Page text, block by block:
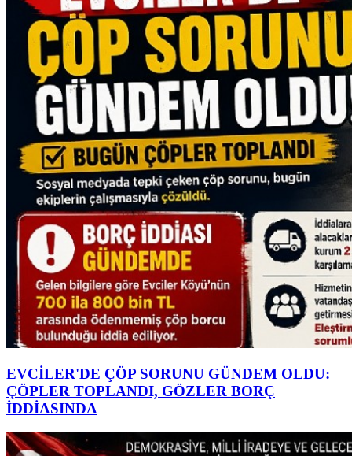
EVCİLER'DE ÇÖP SORUNU GÜNDEM OLDU:
ÇÖPLER TOPLANDI, GÖZLER BORÇ
İDDİASINDA